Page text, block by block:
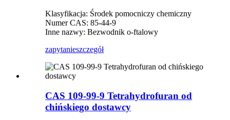
Klasyfikacja: Środek pomocniczy chemiczny
Numer CAS: 85-44-9
Inne nazwy: Bezwodnik o-ftalowy
zapytanieszczegół
CAS 109-99-9 Tetrahydrofuran od
chińskiego dostawcy